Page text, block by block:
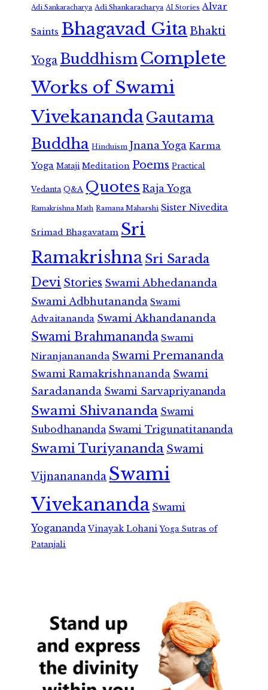
Adi Sankaracharya Adi Shankaracharya AI Stories Alvar
Saints Bhagavad GitaBhakti
Yoga Buddhism Complete
Works of Swami
VivekanandaGautama
Buddha Hinduism Jnana Yoga Karma
Yoga Mataji Meditation Poems Practical
Vedanta Q&A Quotes Raja Yoga
Ramakrishna Math Ramana Maharshi Sister Nivedita
Srimad Bhagavatam Sri
RamakrishnaSri Sarada
Devi Stories Swami Abhedananda
Swami Adbhutananda Swami
Advaitananda Swami Akhandananda
Swami Brahmananda Swami
Niranjanananda Swami Premananda
Swami Ramakrishnananda Swami
Saradananda Swami Sarvapriyananda
Swami Shivananda Swami
Subodhananda Swami Trigunatitananda
Swami Turiyananda Swami
Vijnanananda Swami
Vivekananda Swami
Yogananda Vinayak Lohani Yoga Sutras of
Patanjali